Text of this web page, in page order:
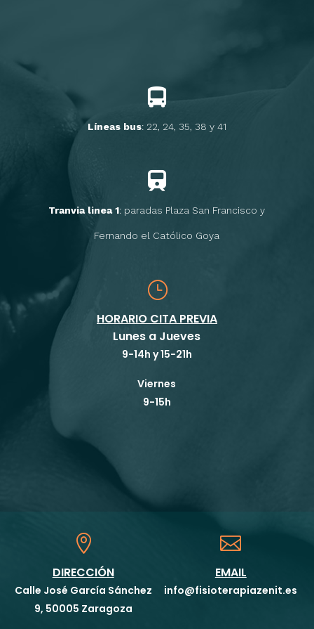
Líneas bus: 22, 24, 35, 38 y 41
Tranvia linea 1: paradas Plaza San Francisco y
Fernando el Católico Goya
}
HORARIO CITA PREVIA
Lunes a Jueves
9-14h y 15-21h
Viernes
9-15h

DIRECCIÓN
Calle José García Sánchez
9, 50005 Zaragoza

EMAIL
info@fisioterapiazenit.es